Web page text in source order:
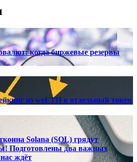
когда биржевые резервы
из weETH в отдельный токен
Solana (SOL) грядут
Подготовлены два важных
ждёт